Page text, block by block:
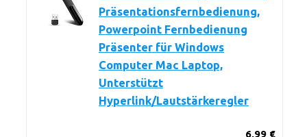
Präsentationsfernbedienung,
Powerpoint Fernbedienung
Präsenter für Windows
Computer Mac Laptop,
Unterstützt
Hyperlink/Lautstärkeregler
6,99 €